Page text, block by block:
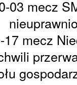
03 mecz
17 mecz